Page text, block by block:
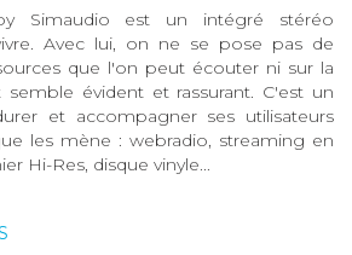
Simaudio est un intégré stéréo
Avec lui, on ne se pose pas de
que l'on peut écouter ni sur la
semble évident et rassurant. C'est un
et accompagner ses utilisateurs
les mène : webradio, streaming en
Hi-Res, disque vinyle...